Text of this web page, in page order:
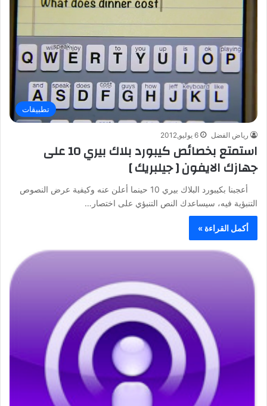
تطبيقات
رياض الفضل 6 يوليو,2012
استمتع بخصائص كيبورد بلاك بيري 10 على
جهازك الايفون [ جيلبريك ]
أعجبنا بكيبورد البلاك بيري 10 حينما أعلن عنه وكيفية عرض النصوص
التنبؤية فيه، سيساعدك النص التنبؤي على اختصار…
أكمل القراءة »